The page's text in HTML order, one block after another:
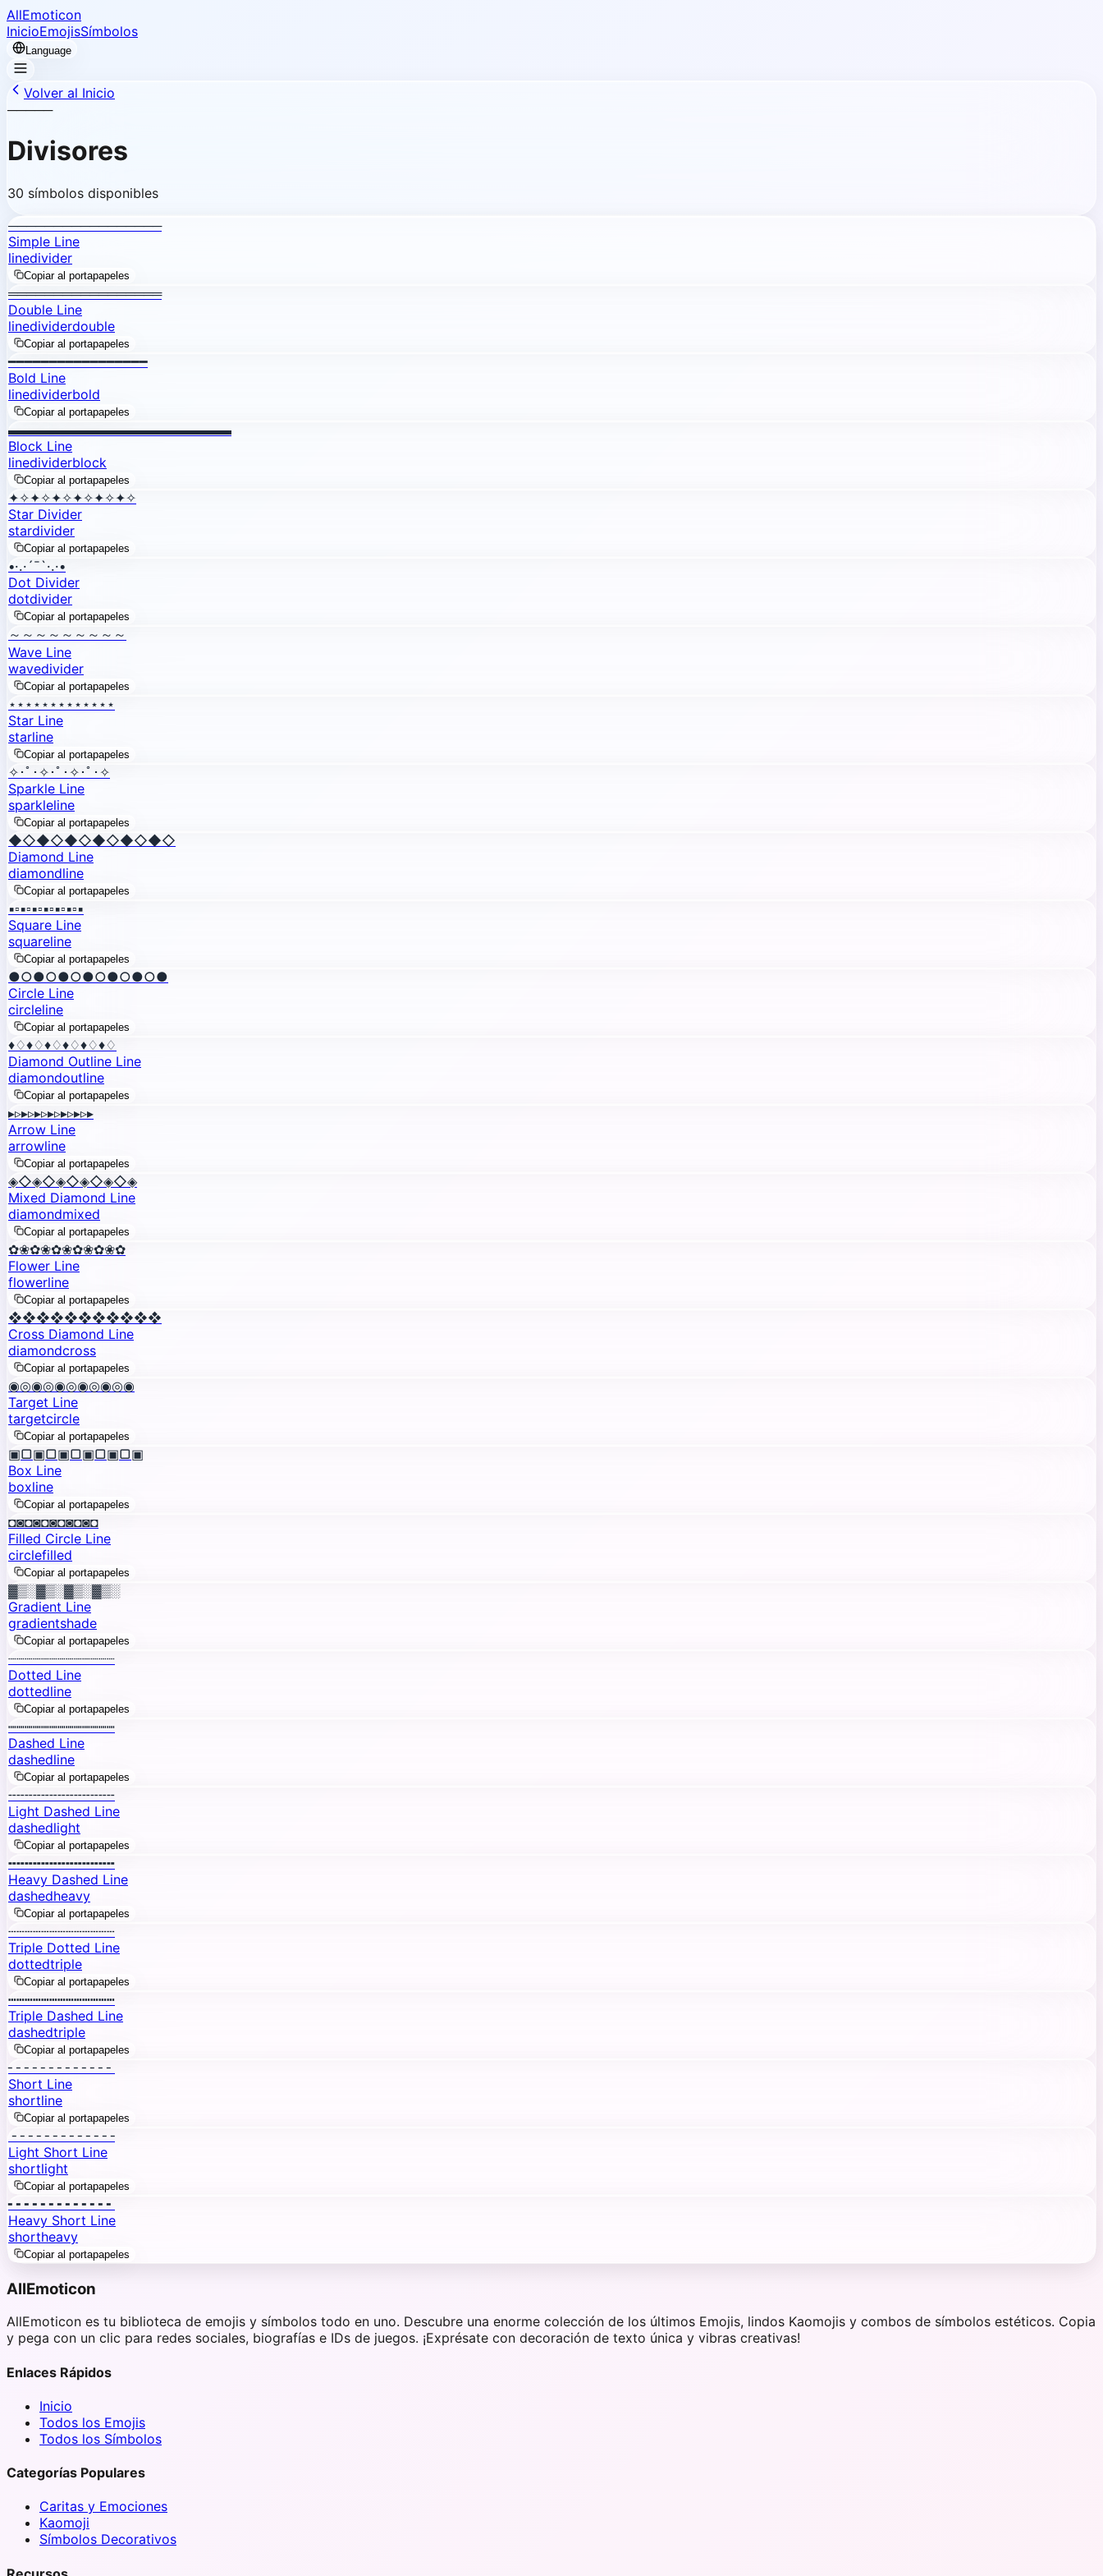
AllEmoticon
InicioEmojisSímbolos
Language
Volver al Inicio
─────
Divisores
30 símbolos disponibles
─────────────────
Simple Line
linedivider
Copiar al portapapeles
═════════════════
Double Line
linedividerdouble
Copiar al portapapeles
━━━━━━━━━━━━━━━━━
Bold Line
linedividerbold
Copiar al portapapeles
▬▬▬▬▬▬▬▬▬▬▬▬▬▬▬▬▬
Block Line
linedividerblock
Copiar al portapapeles
✦✧✦✧✦✧✦✧✦✧✦✧
Star Divider
stardivider
Copiar al portapapeles
•·.·´¯`·.·•
Dot Divider
dotdivider
Copiar al portapapeles
～～～～～～～～～
Wave Line
wavedivider
Copiar al portapapeles
⋆⋆⋆⋆⋆⋆⋆⋆⋆⋆⋆⋆⋆
Star Line
starline
Copiar al portapapeles
✧･ﾟ･✧･ﾟ･✧･ﾟ･✧
Sparkle Line
sparkleline
Copiar al portapapeles
◆◇◆◇◆◇◆◇◆◇◆◇
Diamond Line
diamondline
Copiar al portapapeles
▪▫▪▫▪▫▪▫▪▫▪▫▪
Square Line
squareline
Copiar al portapapeles
●○●○●○●○●○●○●
Circle Line
circleline
Copiar al portapapeles
♦♢♦♢♦♢♦♢♦♢♦♢
Diamond Outline Line
diamondoutline
Copiar al portapapeles
▸▹▸▹▸▹▸▹▸▹▸▹▸
Arrow Line
arrowline
Copiar al portapapeles
◈◇◈◇◈◇◈◇◈◇◈
Mixed Diamond Line
diamondmixed
Copiar al portapapeles
✿❀✿❀✿❀✿❀✿❀✿
Flower Line
flowerline
Copiar al portapapeles
❖❖❖❖❖❖❖❖❖❖❖
Cross Diamond Line
diamondcross
Copiar al portapapeles
◉◎◉◎◉◎◉◎◉◎◉
Target Line
targetcircle
Copiar al portapapeles
▣▢▣▢▣▢▣▢▣▢▣
Box Line
boxline
Copiar al portapapeles
◘◙◘◙◘◙◘◙◘◙◘
Filled Circle Line
circlefilled
Copiar al portapapeles
▓▒░▓▒░▓▒░▓▒░
Gradient Line
gradientshade
Copiar al portapapeles
┈┈┈┈┈┈┈┈┈┈┈┈┈
Dotted Line
dottedline
Copiar al portapapeles
┉┉┉┉┉┉┉┉┉┉┉┉┉
Dashed Line
dashedline
Copiar al portapapeles
╌╌╌╌╌╌╌╌╌╌╌╌╌
Light Dashed Line
dashedlight
Copiar al portapapeles
╍╍╍╍╍╍╍╍╍╍╍╍╍
Heavy Dashed Line
dashedheavy
Copiar al portapapeles
┄┄┄┄┄┄┄┄┄┄┄┄┄
Triple Dotted Line
dottedtriple
Copiar al portapapeles
┅┅┅┅┅┅┅┅┅┅┅┅┅
Triple Dashed Line
dashedtriple
Copiar al portapapeles
╴╴╴╴╴╴╴╴╴╴╴╴╴
Short Line
shortline
Copiar al portapapeles
╶╶╶╶╶╶╶╶╶╶╶╶╶
Light Short Line
shortlight
Copiar al portapapeles
╸╸╸╸╸╸╸╸╸╸╸╸╸
Heavy Short Line
shortheavy
Copiar al portapapeles
AllEmoticon
AllEmoticon es tu biblioteca de emojis y símbolos todo en uno. Descubre una enorme colección de los últimos Emojis, lindos Kaomojis y combos de símbolos estéticos. Copia
y pega con un clic para redes sociales, biografías e IDs de juegos. ¡Exprésate con decoración de texto única y vibras creativas!
Enlaces Rápidos
Inicio
Todos los Emojis
Todos los Símbolos
Categorías Populares
Caritas y Emociones
Kaomoji
Símbolos Decorativos